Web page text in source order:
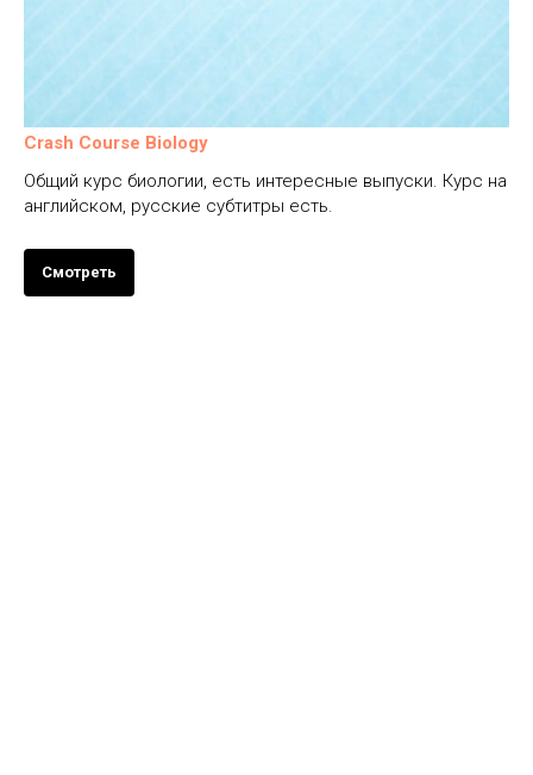
Crash Course Biology
Общий курс биологии, есть интересные выпуски. Курс на
английском, русские субтитры есть.
Смотреть